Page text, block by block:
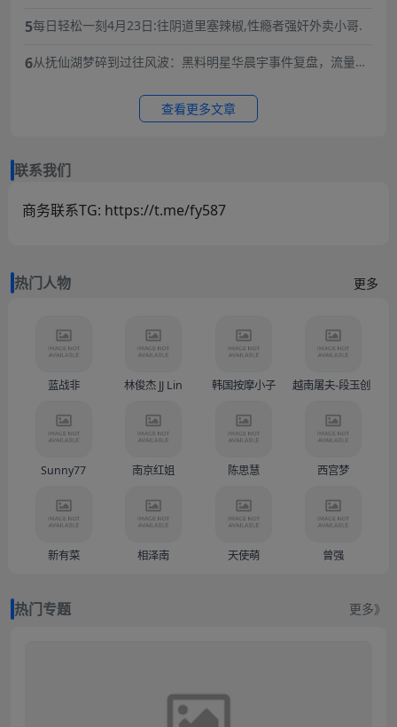
的快乐体验
5每日轻松一刻4月23日:往阴道里塞辣椒,性瘾者强奸外卖小哥.
6从抚仙湖梦碎到过往风波：黑料明星华晨宇事件复盘，流量与
查看更多文章
联系我们
商务联系TG: https://t.me/fy587
热门人物 更多
蓝战非 林俊杰 JJ Lin 韩国按摩小子 越南屠夫-段玉创（
Sunny77 南京红姐 陈思慧 西宫梦
新有菜 相泽南 天使萌 曾强
热门专题 更多》